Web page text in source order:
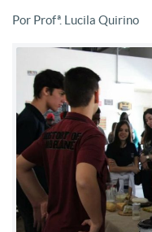
Por Profª. Lucila Quirino